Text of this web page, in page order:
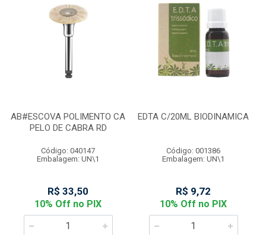
AB#ESCOVA POLIMENTO CA
PELO DE CABRA RD
Código: 040147
Embalagem: UN\1
R$ 33,50
10% Off no PIX
EDTA C/20ML BIODINAMICA
Código: 001386
Embalagem: UN\1
R$ 9,72
10% Off no PIX